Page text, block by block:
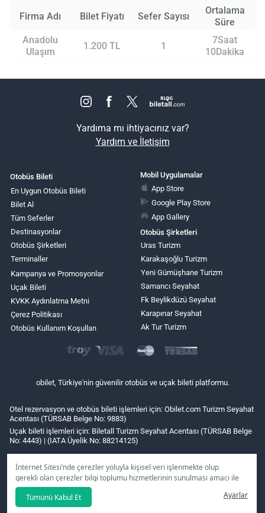
İnternet Sitesi’nde çerezler yoluyla kişisel veri işlenmekte olup
gerekli olan çerezler bilgi toplumu hizmetlerinin sunulması amacı ile
kullanılmaktadır. Tercihleriniz doğrultusunda size özel
kişiselleştirilmiş çerezleri ve özel kampanyaları
seçeneğine
tıklamanız halinde kullanımınıza sunamayacağız.
Tümünü Kabul Et Ayarlar
Firma Adı Bilet Fiyatı Sefer Sayısı
Ortalama
Süre
Anadolu
Ulaşım
1.200 TL 1
7Saat
10Dakika
Yardıma mı ihtiyacınız var?
Yardım ve İletişim
Otobüs Bileti
En Uygun Otobüs Bileti
Bilet Al
Tüm Seferler
Destinasyonlar
Otobüs Şirketleri
Terminaller
Kampanya ve Promosyonlar
Uçak Bileti
KVKK Aydınlatma Metni
Çerez Politikası
Otobüs Kullanım Koşulları
Mobil Uygulamalar
App Store
Google Play Store
App Gallery
Otobüs Şirketleri
Uras Turizm
Karakaşoğlu Turizm
Yeni Gümüşhane Turizm
Samancı Seyahat
Fk Beylikdüzü Seyahat
Karapınar Seyahat
Ak Tur Turizm
obilet, Türkiye'nin güvenilir otobüs ve uçak bileti platformu.
Otel rezervasyon ve otobüs bileti işlemleri için: Obilet.com Turizm Seyahat
Acentası (TÜRSAB Belge No: 9883)
Uçak bileti işlemleri için: Biletall Turizm Seyahat Acentası (TÜRSAB Belge
No: 4443) | (IATA Üyelik No: 88214125)